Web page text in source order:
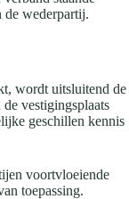
de wederpartij.
wordt uitsluitend de
vestigingsplaats
geschillen kennis
voortvloeiende
toepassing.